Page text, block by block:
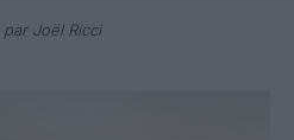
par Joël Ricci